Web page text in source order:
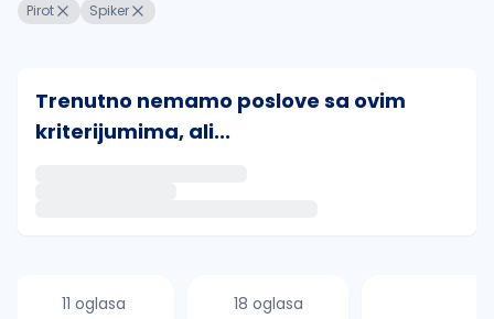
Pirot Spiker
Trenutno nemamo poslove sa ovim
kriterijumima, ali...
11 oglasa 18 oglasa